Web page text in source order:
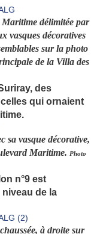
délimitée par
vasques décoratives
sur la photo
de la Villa des
des
qui ornaient
sa vasque décorative,
Maritime. Photo
n°9 est
de la
à droite sur